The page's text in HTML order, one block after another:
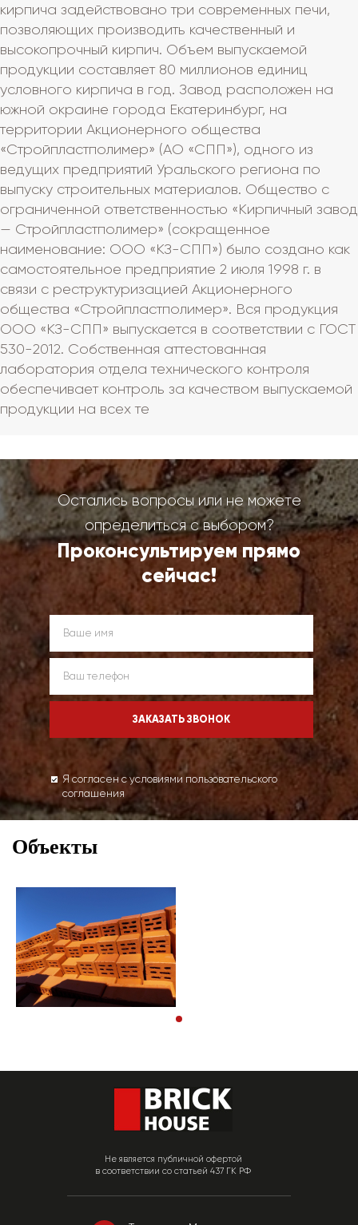
кирпича задействовано три современных печи,
позволяющих производить качественный и
высокопрочный кирпич. Объем выпускаемой
продукции составляет 80 миллионов единиц
условного кирпича в год. Завод расположен на
южной окраине города Екатеринбург, на
территории Акционерного общества
«Стройпластполимер» (АО «СПП»), одного из
ведущих предприятий Уральского региона по
выпуску строительных материалов. Общество с
ограниченной ответственностью «Кирпичный завод
— Стройпластполимер» (сокращенное
наименование: ООО «КЗ-СПП») было создано как
самостоятельное предприятие 2 июля 1998 г. в
связи с реструктуризацией Акционерного
общества «Стройпластполимер». Вся продукция
ООО «КЗ-СПП» выпускается в соответствии с ГОСТ
530-2012. Собственная аттестованная
лаборатория отдела технического контроля
обеспечивает контроль за качеством выпускаемой
продукции на всех те
Остались вопросы или не можете
определиться с выбором?
Проконсультируем прямо
сейчас!
Я согласен с условиями пользовательского
соглашения
Объекты
Не является публичной офертой
в соответствии со статьей 437 ГК РФ